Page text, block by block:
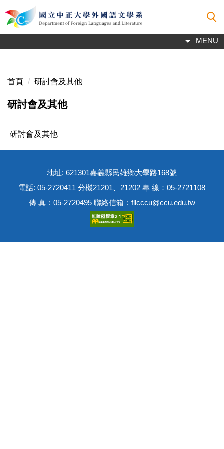
跳
到
主
區
MENU
首頁 研討會及其他
研討會及其他
研討會及其他
地址: 621301嘉義縣民雄鄉大學路168號
電話: 05-2720411 分機21201、21202 專 線：05-2721108
傳 真：05-2720495 聯絡信箱：fllcccu@ccu.edu.tw